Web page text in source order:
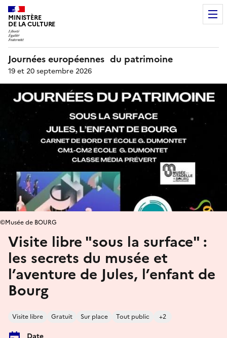
MINISTÈRE
DE LA CULTURE
Journées européennes du patrimoine
19 et 20 septembre 2026
Visite libre "sous la surface" :
les secrets du musée et
l’aventure de Jules, l’enfant de
Bourg
Visite libre Gratuit Sur place Tout public +2
©Musée de BOURG